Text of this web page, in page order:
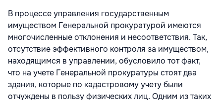
В процессе управления государственным
имуществом Генеральной прокуратурой имеются
многочисленные отклонения и несоответствия. Так,
отсутствие эффективного контроля за имуществом,
находящимся в управлении, обусловило тот факт,
что на учете Генеральной прокуратуры стоят два
здания, которые по кадастровому учету были
отчуждены в пользу физических лиц. Одним из таких